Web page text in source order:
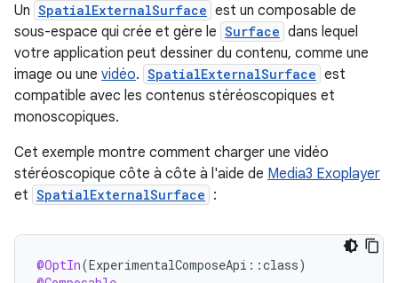
Un SpatialExternalSurface est un composable de
sous-espace qui crée et gère le Surface dans lequel
votre application peut dessiner du contenu, comme une
image ou une vidéo. SpatialExternalSurface est
compatible avec les contenus stéréoscopiques et
monoscopiques.
Cet exemple montre comment charger une vidéo
stéréoscopique côte à côte à l'aide de Media3 Exoplayer
et SpatialExternalSurface :
@OptIn(ExperimentalComposeApi ::class)